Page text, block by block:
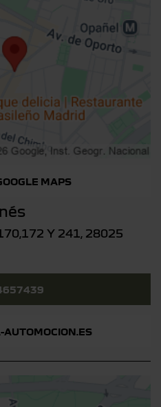
MAPS
Y 241, 28025
AUTOMOCION.ES